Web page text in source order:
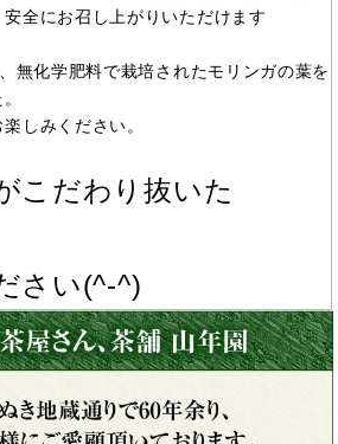
安全にお召し上がりいただけます
無化学肥料で栽培されたモリンガの葉を
しみください。
こだわり抜いた
さい(^-^)